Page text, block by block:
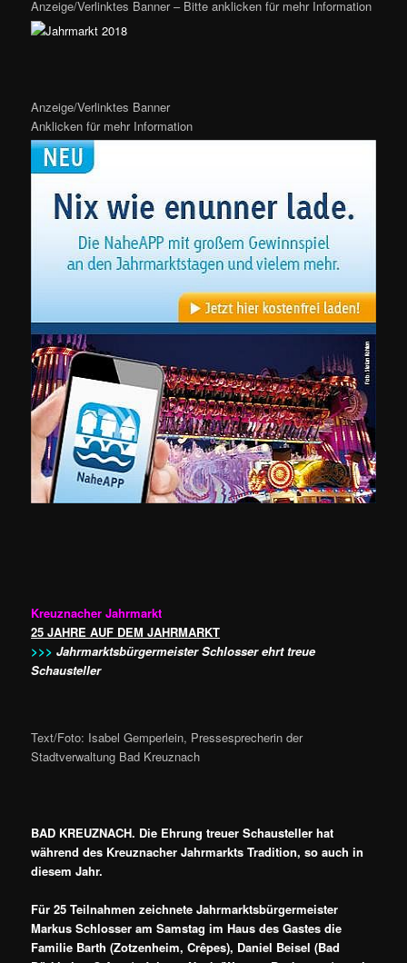
Anzeige/Verlinktes Banner – Bitte anklicken für mehr Information
Anzeige/Verlinktes Banner
Anklicken für mehr Information
Kreuznacher Jahrmarkt
25 JAHRE AUF DEM JAHRMARKT
>>> Jahrmarktsbürgermeister Schlosser ehrt treue
Schausteller
Text/Foto: Isabel Gemperlein, Pressesprecherin der
Stadtverwaltung Bad Kreuznach
BAD KREUZNACH. Die Ehrung treuer Schausteller hat
während des Kreuznacher Jahrmarkts Tradition, so auch in
diesem Jahr.
Für 25 Teilnahmen zeichnete Jahrmarktsbürgermeister
Markus Schlosser am Samstag im Haus des Gastes die
Familie Barth (Zotzenheim, Crêpes), Daniel Beisel (Bad